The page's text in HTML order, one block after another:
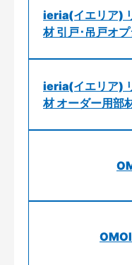
ieria(イエリア)
材 引戸･吊戸オ
ieria(イエリア)
材 オーダー用部